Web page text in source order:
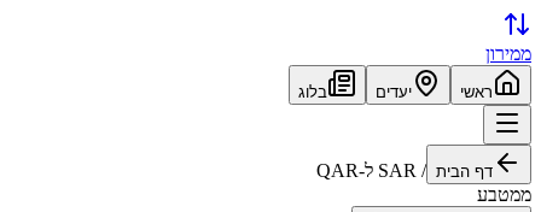
ממירון
ראשי יעדים בלוג
דף הבית /
SAR ל-QAR
ממטבע